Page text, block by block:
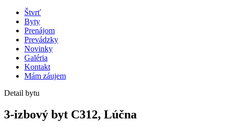
Štvrť
Byty
Prenájom
Prevádzky
Novinky
Galéria
Kontakt
Mám záujem
Detail bytu
3-izbový byt C312, Lúčna